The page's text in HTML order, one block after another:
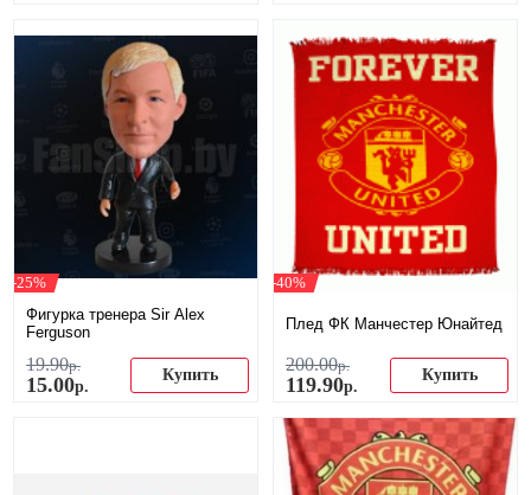
-25%
Фигурка тренера Sir Alex
Ferguson
19.90р.
15.00р.
Купить
-40%
Плед ФК Манчестер Юнайтед
200.00р.
119.90р.
Купить